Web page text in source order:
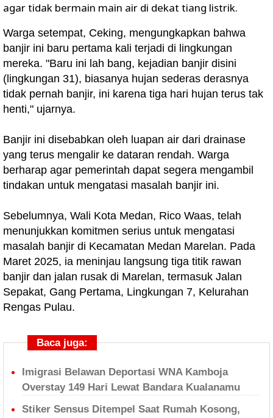
agar tidak bermain main air di dekat tiang listrik.
Warga setempat, Ceking, mengungkapkan bahwa
banjir ini baru pertama kali terjadi di lingkungan
mereka. "Baru ini lah bang, kejadian banjir disini
(lingkungan 31), biasanya hujan sederas derasnya
tidak pernah banjir, ini karena tiga hari hujan terus tak
henti," ujarnya.
Banjir ini disebabkan oleh luapan air dari drainase
yang terus mengalir ke dataran rendah. Warga
berharap agar pemerintah dapat segera mengambil
tindakan untuk mengatasi masalah banjir ini.
Sebelumnya, Wali Kota Medan, Rico Waas, telah
menunjukkan komitmen serius untuk mengatasi
masalah banjir di Kecamatan Medan Marelan. Pada
Maret 2025, ia meninjau langsung tiga titik rawan
banjir dan jalan rusak di Marelan, termasuk Jalan
Sepakat, Gang Pertama, Lingkungan 7, Kelurahan
Rengas Pulau.
Baca juga:
Imigrasi Belawan Deportasi WNA Kamboja
Overstay 149 Hari Lewat Bandara Kualanamu
Stiker Sensus Ditempel Saat Rumah Kosong,